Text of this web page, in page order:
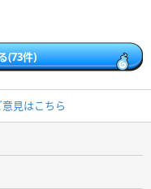
(73件)
見はこちら